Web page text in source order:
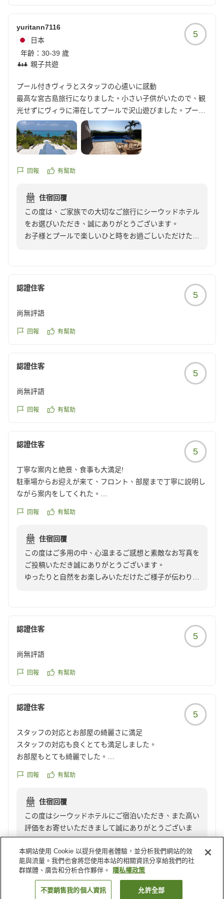
頂戴し大変嬉しく存じます。当ホテルでは一品一品フレ
ンチの技法を取り入れながら味わいはもちろん彩や美し
さにもこだわって丁寧に心を込めてご用意しておりま
す。そのような思いを感じ取っていただけたことは、料
でございます。
またぜひ、季節を変えて、来間島ならではの美しい自然
とゆったりとした時間をお楽しみにお越しくださいま
せ。再びお迎えできます日を心よりお待ち申し上げてお
ります。
yuritann7116
日本
年齡： 30-39 歲
親子共遊
5
プール付きヴィラとスタッフの心遣いに感動
最高な宮古島旅行になりました。小さい子供がいたので、観
光せずにヴィラに滞在してプールで沢山遊びました。プール
付きのお部屋で本当に良かったです。
また、フロント・清掃・プール・レストラン和洋、スタッフ
の回数行ったのですが、沢山お話ししていただきました。子
けして、申し訳なかったです。和洋共にご飯とっても美味し
かったです。
フロントのスタッフの方に星空の案内もしていただき、最後
の夜良い思い出ができました。初めての天の川やヤシガニも
ぁと思えるくらい素敵な場所です。
クチコミの詳細はこちらから
https://review.travel.rakuten.co.jp/hotel/voice/179123?
回報 有幫助
住宿回覆
この度は、ご家族での大切なご旅行にシーウッドホテル
をお選びいただき、誠にありがとうございます。
お子様とプールで楽しいひと時をお過ごしいただけたご
レストランでのお食事もお楽しみいただけたとのこと、
料理やサービスに携わるスタッフにとって何よりの励み
でございます。
しいただけたこと、そして虫やヤモリが苦手でいらっし
く心に残るお言葉でございました。自然と共生するこの
島ならではの魅力をそのように受け止めていただけたこ
とを光栄に存じます。
またぜひご家族皆様でお帰りくださいませ。スタッフ一
認證住客
5
尚無評語
回報 有幫助
認證住客
5
尚無評語
回報 有幫助
認證住客
5
丁寧な案内と絶景、食事も大満足!
駐車場からお迎えが来て、フロント、部屋まで丁寧に説明し
ながら案内をしてくれた。
朝食も美味しいし、ディナーもとても凝っていて美味しかっ
他の画像やクチコミの詳細はこちらから
https://review.travel.rakuten.co.jp/hotel/voice/179123?
reviewId=33123478058433
回報 有幫助
住宿回覆
この度はご多用の中、心温まるご感想と素敵なお写真を
ご投稿いただき誠にありがとうございます。
ゆったりと自然をお楽しみいただけたご様子が伝わり、
ごしいただけるホテルを目指し、より一層努めてまいり
またお会いできます日をスタッフ一同心よりお待ち申し
認證住客
5
尚無評語
回報 有幫助
認證住客
5
スタッフの対応とお部屋の綺麗さに満足
スタッフの対応も良くとても満足しました。
お部屋もとても綺麗でした。
https://review.travel.rakuten.co.jp/hotel/voice/179123?
回報 有幫助
住宿回覆
この度はシーウッドホテルにご宿泊いただき、また高い
評価をお寄せいただきまして誠にありがとうございま
す。
スタッフの対応やお部屋につきましてもお褒めの言葉を
頂戴し、大変嬉しく拝読いたしました。
これからも皆様にご満足いただけるサービスと快適な空
間をご提供できるよう努めてまいります。
載入更多結果
本網站使用 Cookie 以提升使用者體驗，並分析我們網站的效
能與流量。我們也會將您使用本站的相關資訊分享給我們的社
群媒體、廣告和分析合作夥伴。
隱私權政策
不要銷售我的個人資訊 允許全部